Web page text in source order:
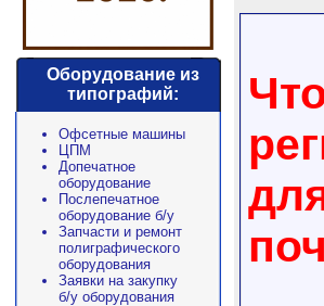
Оборудование из
типографий:
Офсетные машины
ЦПМ
Допечатное
оборудование
Послепечатное
оборудование б/у
Запчасти и ремонт
полиграфического
оборудования
Заявки на закупку
б/у оборудования